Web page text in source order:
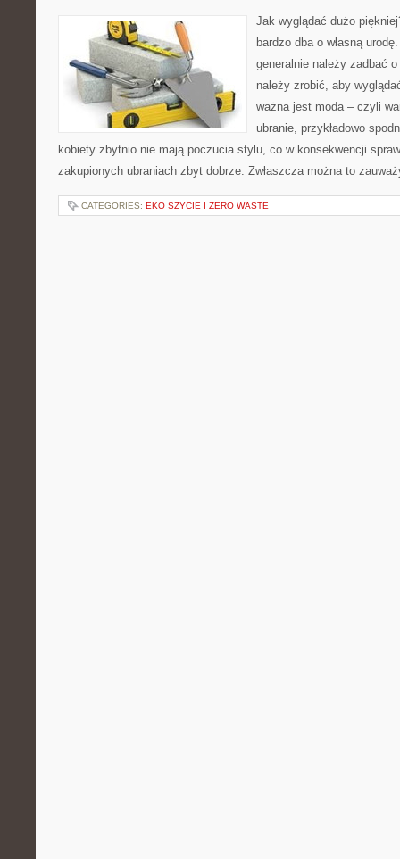
Jak wyglądać dużo
bardzo dba o własną
generalnie należy zadbać
należy zrobić, aby
ważna jest moda – czyli
ubranie, przykładowo
kobiety zbytnio nie mają poczucia stylu, co w konsekwencji
zakupionych ubraniach zbyt dobrze. Zwłaszcza można to
CATEGORIES: EKO SZYCIE I ZERO WASTE